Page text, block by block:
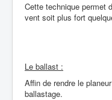
Cette technique permet
vent soit plus fort
Le ballast :
Affin de rendre le
ballastage.